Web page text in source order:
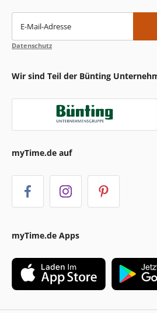
E-Mail-Adresse
Datenschutz
Wir sind Teil der Bünting
myTime.de auf
myTime.de Apps